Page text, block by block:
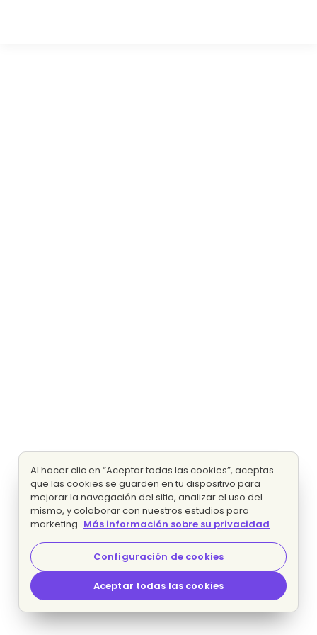
Al hacer clic en “Aceptar todas las cookies”, aceptas
que las cookies se guarden en tu dispositivo para
mejorar la navegación del sitio, analizar el uso del
mismo, y colaborar con nuestros estudios para
marketing. Más información sobre su privacidad
Configuración de cookies
Aceptar todas las cookies